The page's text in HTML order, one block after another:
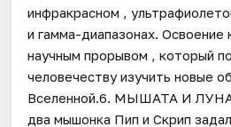
инфракрасном ,
и гамма-диапазонах. Освоение
научным прорывом , который
человечеству изучить новые
Вселенной.6. МЫШАТА И
два мышонка Пип и Скрип